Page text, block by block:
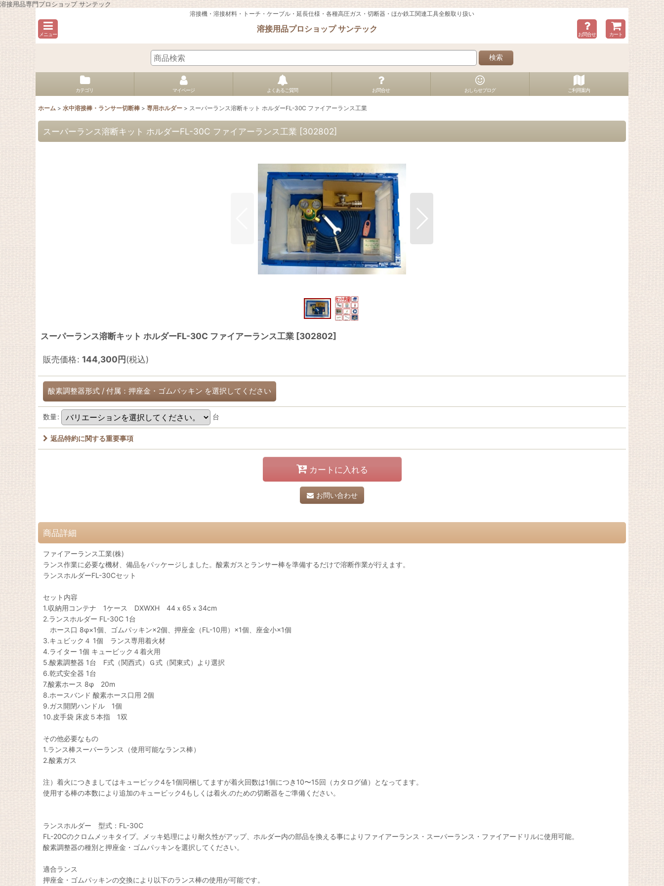
溶接用品専門プロショップ サンテック
溶接機・溶接材料・トーチ・ケーブル・延長仕様・各種高圧ガス・切断器・ほか鉄工関連工具全般取り扱い
メニュー
溶接用品プロショップ サンテック
お問合せ カート
検索
カテゴリ マイページ よくあるご質問 お問合せ おしらせブログ ご利用案内
ホーム > 水中溶接棒・ランサー切断棒 > 専用ホルダー > スーパーランス溶断キット ホルダーFL-30C ファイアーランス工業
スーパーランス溶断キット ホルダーFL-30C ファイアーランス工業 [302802]
スーパーランス溶断キット ホルダーFL-30C ファイアーランス工業 [302802]
販売価格: 144,300円(税込)
酸素調整器形式 / 付属：押座金・ゴムパッキン を選択してください
数量: 台
返品特約に関する重要事項
カートに入れる
お問い合わせ
商品詳細
ファイアーランス工業(株)
ランス作業に必要な機材、備品をパッケージしました。酸素ガスとランサー棒を準備するだけで溶断作業が行えます。
ランスホルダーFL-30Cセット
セット内容
1.収納用コンテナ 1ケース DXWXH 44ｘ65ｘ34cm
2.ランスホルダー FL-30C 1台
ホース口 8φ×1個、ゴムパッキン×2個、押座金（FL-10用）×1個、座金小×1個
3.キュビック４ 1個 ランス専用着火材
4.ライター 1個 キュービック４着火用
5.酸素調整器 1台 F式（関西式）Ｇ式（関東式）より選択
6.乾式安全器 1台
7.酸素ホース 8φ 20m
8.ホースバンド 酸素ホース口用 2個
9.ガス開閉ハンドル 1個
10.皮手袋 床皮５本指 1双
その他必要なもの
1.ランス棒スーパーランス（使用可能なランス棒）
2.酸素ガス
注）着火につきましてはキュービック4を1個同梱してますが着火回数は1個につき10〜15回（カタログ値）となってます。
使用する棒の本数により追加のキュービック4もしくは着火.のための切断器をご準備ください。
ランスホルダー 型式：FL-30C
FL-20Cのクロムメッキタイプ。メッキ処理により耐久性がアップ、ホルダー内の部品を換える事によりファイアーランス・スーパーランス・ファイアードリルに使用可能。
酸素調整器の種別と押座金・ゴムパッキンを選択してください。
適合ランス
押座金・ゴムパッキンの交換により以下のランス棒の使用が可能です。